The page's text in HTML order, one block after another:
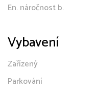
En. náročnost b.
Vybavení
Zařízený
Parkování